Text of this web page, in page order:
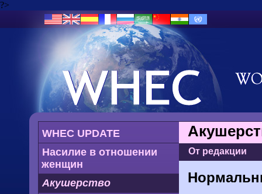
?>
WHEC UPDATE
Насилие в отношении
женщин
Акушерство
От редакции